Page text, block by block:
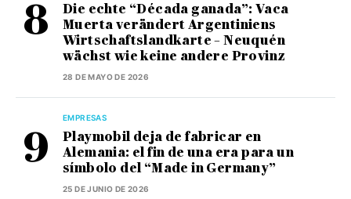
Die echte “Década ganada”: Vaca
Muerta verändert Argentiniens
Wirtschaftslandkarte – Neuquén
wächst wie keine andere Provinz
28 DE MAYO DE 2026
EMPRESAS
Playmobil deja de fabricar en
Alemania: el fin de una era para un
símbolo del “Made in Germany”
25 DE JUNIO DE 2026